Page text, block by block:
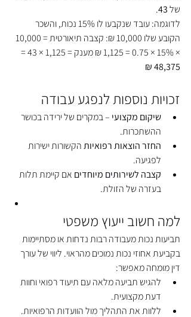
של 43
.
לדוגמה: עובד שנקבעו לו 15% נכות, והשכר
× 15% × 0.75 = 1,125 ₪ מענק = 1,125 × 43 =
48,375 ₪
זכויות נוספות לנפגע עבודה
שיקום מקצועי – במקרים של ירידה בכושר
ההשתכרות.
החזר הוצאות רפואיות הקשורות ישירות
לפגיעה.
קצבה לשירותים מיוחדים אם קיימת תלות
בעזרה של הזולת.
למה חשוב ייעוץ משפטי
תביעות נכות מעבודה רבות נדחות או מסתיימות
בקביעת אחוזי נכות נמוכים מהראוי. ליווי של עורך
דין מומחה מאפשר:
להגיש תביעה מלאה עם תיעוד רפואי וחוות
דעת מקצועית.
ללוות את התהליך מול הוועדות הרפואיות.